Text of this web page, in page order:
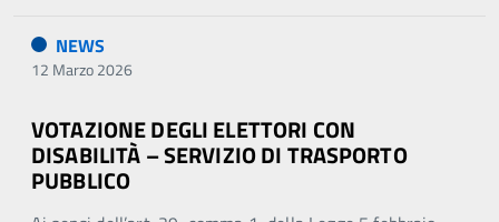
NEWS
12 Marzo 2026
VOTAZIONE DEGLI ELETTORI CON
DISABILITÀ – SERVIZIO DI TRASPORTO
PUBBLICO